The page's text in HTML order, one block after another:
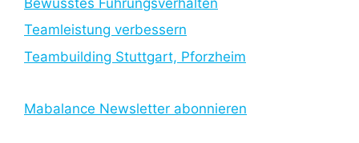
Teamleistung verbessern
Teambuilding Stuttgart, Pforzheim
Mabalance Newsletter abonnieren